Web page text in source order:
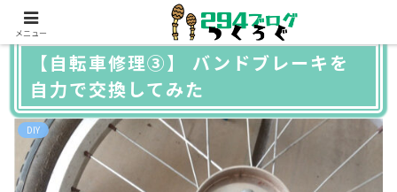
【自転車修理③】 バンドブレーキを
自力で交換してみた
DIY
メニュー